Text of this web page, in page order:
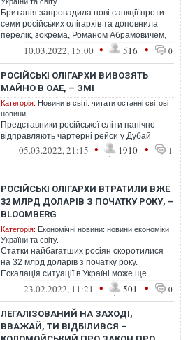
Британія запровадила нові санкції проти
семи російських олігархів та доповнила
перелік, зокрема, Романом Абрамовичем,
Олегом Дерипаскою та головою Газ...
10.03.2022, 15:00 • 516 • 0
РОСІЙСЬКІ ОЛІГАРХИ ВИВОЗЯТЬ
МАЙНО В ОАЕ, – ЗМІ
Категорія: Новини в світі: читати останні світові
новини
Представники російської еліти панічно
відправляють чартерні рейси у Дубай
05.03.2022, 21:15 • 1910 • 1
РОСІЙСЬКІ ОЛІГАРХИ ВТРАТИЛИ ВЖЕ
32 МЛРД ДОЛАРІВ З ПОЧАТКУ РОКУ, –
BLOOMBERG
Категорія: Економічні новини: новини економіки
України та світу.
Статки найбагатших росіян скоротилися
на 32 млрд доларів з початку року.
Ескалація ситуації в Україні може ще
сильніше вплинути на цю тенденцію.
23.02.2022, 11:21 • 501 • 0
ЛЕГАЛІЗОВАНИЙ НА ЗАХОДІ,
ВВАЖАЙ, ТИ ВІДБІЛИВСЯ –